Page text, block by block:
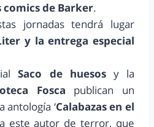
comics de Barker.
jornadas tendrá lugar
y la entrega especial
Saco de huesosy la
Fosca publican un
antología ‘Calabazas en el
a este autor de terror, que